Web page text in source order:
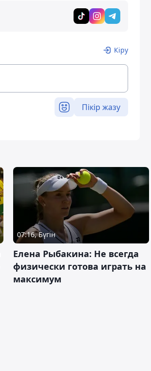
Кіру
Пікір жазу
07:16, Бүгін
Елена Рыбакина: Не всегда
физически готова играть на
максимум